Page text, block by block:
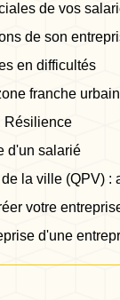
de vos
de son
en difficultés
franche
Résilience
d'un salarié
la ville (QPV) :
votre
d'une